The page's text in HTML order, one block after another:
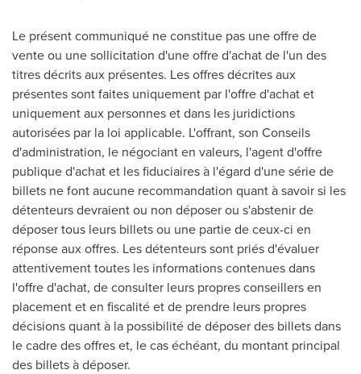
Le présent communiqué ne constitue pas une offre de
vente ou une sollicitation d'une offre d'achat de l'un des
titres décrits aux présentes. Les offres décrites aux
présentes sont faites uniquement par l'offre d'achat et
uniquement aux personnes et dans les juridictions
autorisées par la loi applicable. L'offrant, son Conseils
d'administration, le négociant en valeurs, l'agent d'offre
publique d'achat et les fiduciaires à l'égard d'une série de
billets ne font aucune recommandation quant à savoir si les
détenteurs devraient ou non déposer ou s'abstenir de
déposer tous leurs billets ou une partie de ceux-ci en
réponse aux offres. Les détenteurs sont priés d'évaluer
attentivement toutes les informations contenues dans
l'offre d'achat, de consulter leurs propres conseillers en
placement et en fiscalité et de prendre leurs propres
décisions quant à la possibilité de déposer des billets dans
le cadre des offres et, le cas échéant, du montant principal
des billets à déposer.